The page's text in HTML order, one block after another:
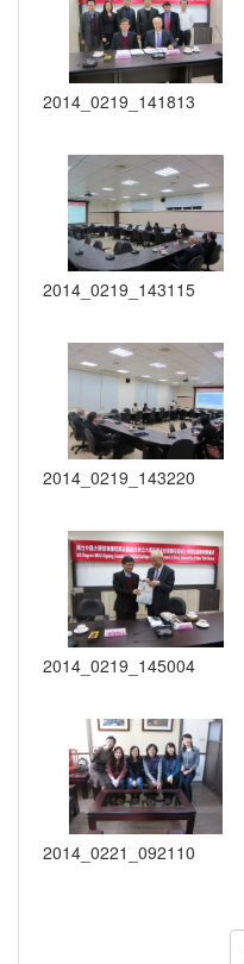
2014_0219_141813
2014_0219_143115
2014_0219_143220
2014_0219_145004
2014_0221_092110